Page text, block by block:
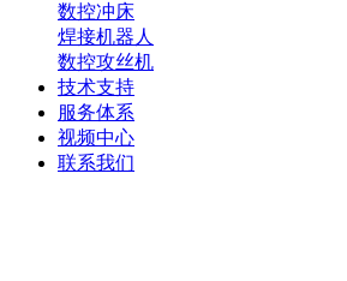
数控冲床
焊接机器人
数控攻丝机
技术支持
服务体系
视频中心
联系我们